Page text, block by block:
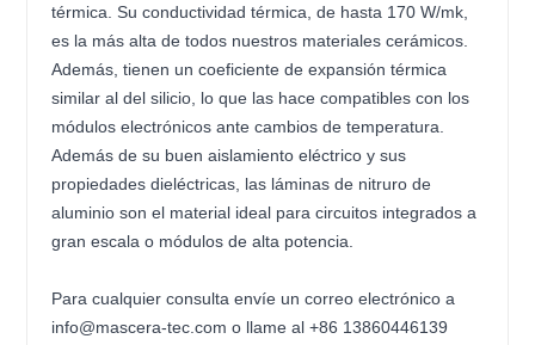
térmica. Su conductividad térmica, de hasta 170 W/mk,
es la más alta de todos nuestros materiales cerámicos.
Además, tienen un coeficiente de expansión térmica
similar al del silicio, lo que las hace compatibles con los
módulos electrónicos ante cambios de temperatura.
Además de su buen aislamiento eléctrico y sus
propiedades dieléctricas, las láminas de nitruro de
aluminio son el material ideal para circuitos integrados a
gran escala o módulos de alta potencia.
Para cualquier consulta envíe un correo electrónico a
info@mascera-tec.com o llame al +86 13860446139